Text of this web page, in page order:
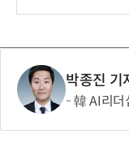
박종진 기
韓 AI리더십